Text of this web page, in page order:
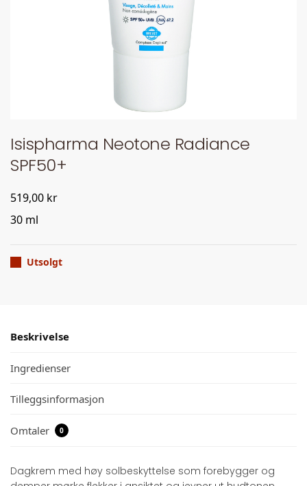
Isispharma Neotone Radiance
SPF50+
519,00 kr
30 ml
Utsolgt
Beskrivelse
Ingredienser
Tilleggsinformasjon
Omtaler 0
Dagkrem med høy solbeskyttelse som forebygger og